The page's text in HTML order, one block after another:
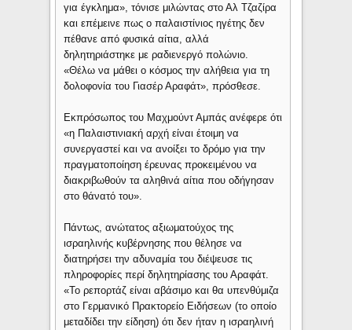
για έγκλημα», τόνισε μιλώντας στο Αλ Τζαζίρα
και επέμεινε πως ο παλαιστίνιος ηγέτης δεν
πέθανε από φυσικά αίτια, αλλά
δηλητηριάστηκε με ραδιενεργό πολώνιο.
«Θέλω να μάθει ο κόσμος την αλήθεια για τη
δολοφονία του Γιασέρ Αραφάτ», πρόσθεσε.
Εκπρόσωπος του Μαχμούντ Αμπάς ανέφερε ότι
«η Παλαιστινιακή αρχή είναι έτοιμη να
συνεργαστεί και να ανοίξει το δρόμο για την
πραγματοποίηση έρευνας προκειμένου να
διακριβωθούν τα αληθινά αίτια που οδήγησαν
στο θάνατό του».
Πάντως, ανώτατος αξιωματούχος της
ισραηλινής κυβέρνησης που θέλησε να
διατηρήσει την αδυναμία του διέψευσε τις
πληροφορίες περί δηλητηρίασης του Αραφάτ.
«Το ρεπορτάζ είναι αβάσιμο και θα υπενθύμιζα
στο Γερμανικό Πρακτορείο Ειδήσεων (το οποίο
μεταδίδει την είδηση) ότι δεν ήταν η ισραηλινή